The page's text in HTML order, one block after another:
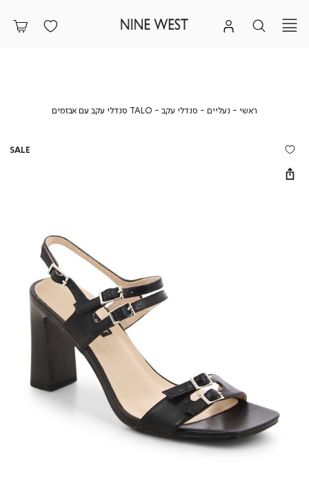
ראשי ראשינעליים נעליים
סנדלי עקב סנדלי
TALO סנדלי עקב עם אבזמים
TALO
אבזמיםSALE